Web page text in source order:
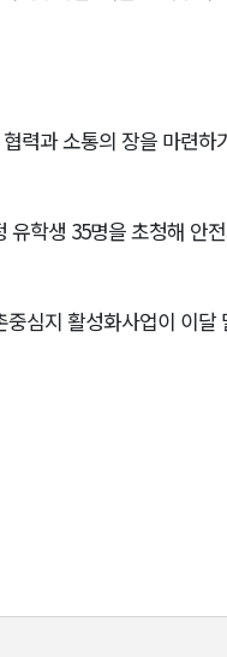
력과 소통의 장을 마련하
학생 35명을 초청해 안
심지 활성화사업이 이달